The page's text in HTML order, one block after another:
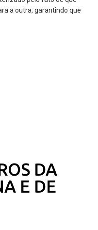
a outra, garantindo que
DA
E DE